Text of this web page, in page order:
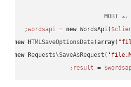
= new WordsApi(
new HTMLSaveOptionsData(array(
new Requests\SaveAsRequest(
=